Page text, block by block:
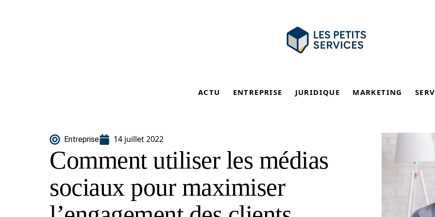
ACTU ENTREPRISE JURIDIQUE MARKETING
Entreprise 14 juillet 2022
Comment utiliser les médias
sociaux pour maximiser